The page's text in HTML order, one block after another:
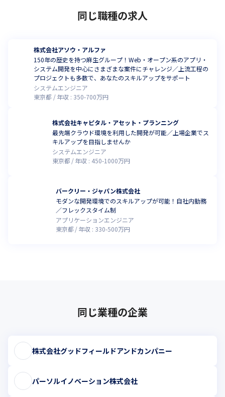
同じ職種の求人
株式会社アソウ・アルファ
150年の歴史を持つ麻生グループ！Web・オープン系のアプリ・
システム開発を中心にさまざまな案件にチャレンジ／上流工程の
プロジェクトも多数で、あなたのスキルアップをサポート
システムエンジニア
東京都
年収 : 350-700万円
株式会社キャピタル・アセット・プランニング
最先端クラウド環境を利用した開発が可能／上場企業でス
キルアップを目指しませんか
システムエンジニア
東京都
年収 : 450-1000万円
バークリー・ジャパン株式会社
モダンな開発環境でのスキルアップが可能！自社内勤務
／フレックスタイム制
アプリケーションエンジニア
東京都
年収 : 330-500万円
同じ業種の企業
株式会社グッドフィールドアンドカンパニー
パーソルイノベーション株式会社